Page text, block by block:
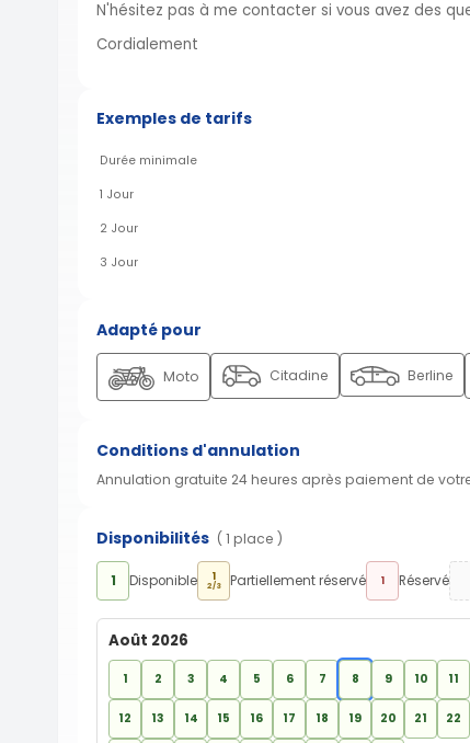
N'hésitez pas à me contacter si vous avez des
Cordialement
Exemples de tarifs
Durée minimale
1 Jour
2 Jour
3 Jour
Adapté pour
Moto Citadine Berline
Conditions d'annulation
Annulation gratuite 24 heures après paiement de
Disponibilités ( 1 place )
1 Disponible 1
2/3 Partiellement réservé 1 Réservé
Août 2026
1 2 3 4 5 6 7 8 9 10 11
12 13 14 15 16 17 18 19 20 21 22